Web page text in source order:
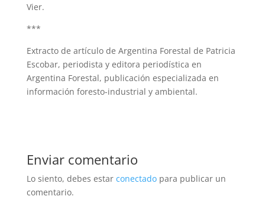
Vier.
***
Extracto de artículo de Argentina Forestal de Patricia
Escobar, periodista y editora periodística en
Argentina Forestal, publicación especializada en
información foresto-industrial y ambiental.
Enviar comentario
Lo siento, debes estar conectadopara publicar un
comentario.